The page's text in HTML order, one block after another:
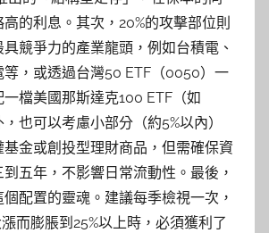
的利息。其次，20%的攻擊部位則
競爭力的產業龍頭，例如台積電、
等，或透過台灣50 ETF（0050）一
檔美國那斯達克100 ETF（如
也可以考慮小部分（約5%以內）
金或創投型理財商品，但需確保資
五年，不影響日常流動性。最後，
配置的靈魂。建議每季檢視一次，
而膨脹到25%以上時，必須獲利了